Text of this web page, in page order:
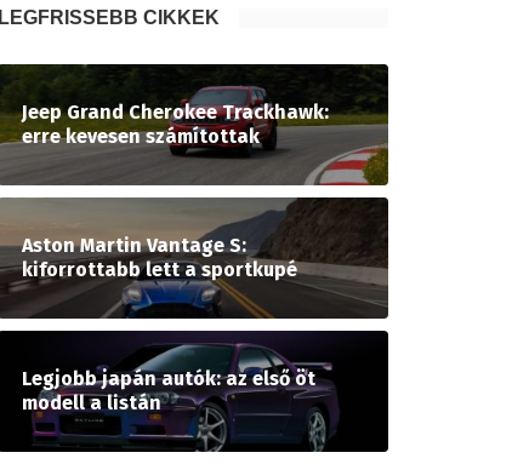
LEGFRISSEBB CIKKEK
Jeep Grand Cherokee Trackhawk:
erre kevesen számítottak
Aston Martin Vantage S:
kiforrottabb lett a sportkupé
Legjobb japán autók: az első öt
modell a listán